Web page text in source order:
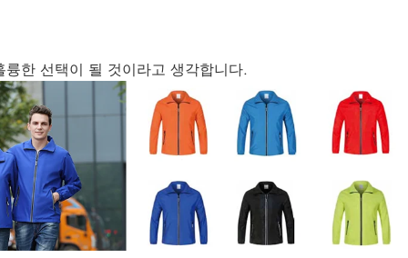
한 선택이 될 것이라고 생각합니다.